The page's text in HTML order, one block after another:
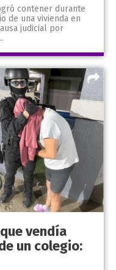
contener durante
de una vivienda en
judicial por
vendía
un colegio: